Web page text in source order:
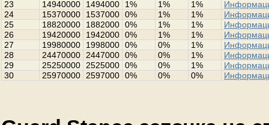
23
14940000 1494000 1% 1% 1%
24
15370000 1537000 0% 1% 1%
25
18820000 1882000 0% 1% 1%
26
19420000 1942000 0% 1% 1%
27
19980000 1998000 0% 0% 1%
28
24470000 2447000 0% 0% 1%
29
25250000 2525000 0% 0% 1%
30
25970000 2597000 0% 0% 0%